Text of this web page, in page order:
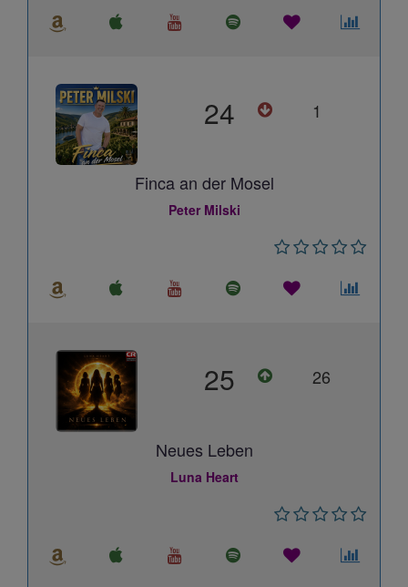
24 1
Finca an der Mosel
Peter Milski
25 26
Neues Leben
Luna Heart